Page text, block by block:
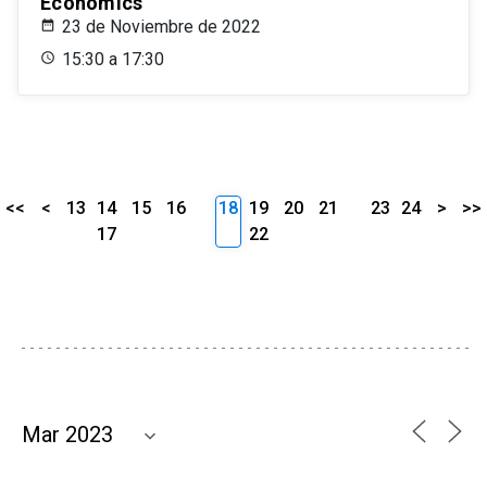
23 de Noviembre de 2022
15:30 a 17:30
<< < 13 14 15
16
17
18 19 20
21
22
23 24 > >>